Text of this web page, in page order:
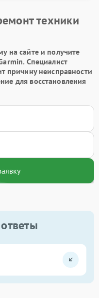
техники
на сайте и получите
Специалист
причину неисправности
для восстановления